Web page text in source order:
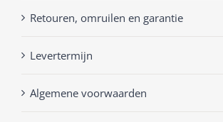
Retouren, omruilen en garantie
Levertermijn
Algemene voorwaarden